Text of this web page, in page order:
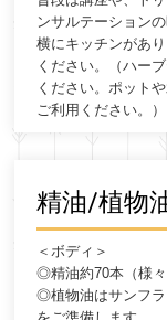
ンサルテーション
横にキッチンがあ
ください。（ハー
ください。ポット
ご利用ください。）
精油/植物
＜ボディ＞
◎精油約70本（様々
◎植物油はサンフ